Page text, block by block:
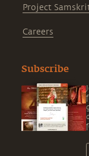
Project
Careers
Subscribe